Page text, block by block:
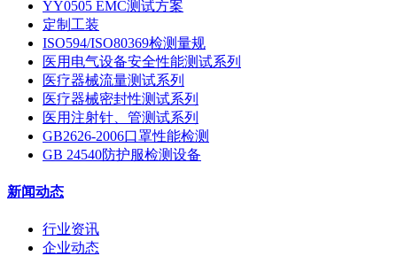
YY0505 EMC测试方案
定制工装
ISO594/ISO80369检测量规
医用电气设备安全性能测试系列
医疗器械流量测试系列
医疗器械密封性测试系列
医用注射针、管测试系列
GB2626-2006口罩性能检测
GB 24540防护服检测设备
新闻动态
行业资讯
企业动态